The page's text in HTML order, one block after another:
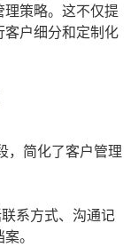
策略。这不仅提
客户细分和定制化
，简化了客户管理
系方式、沟通记
。